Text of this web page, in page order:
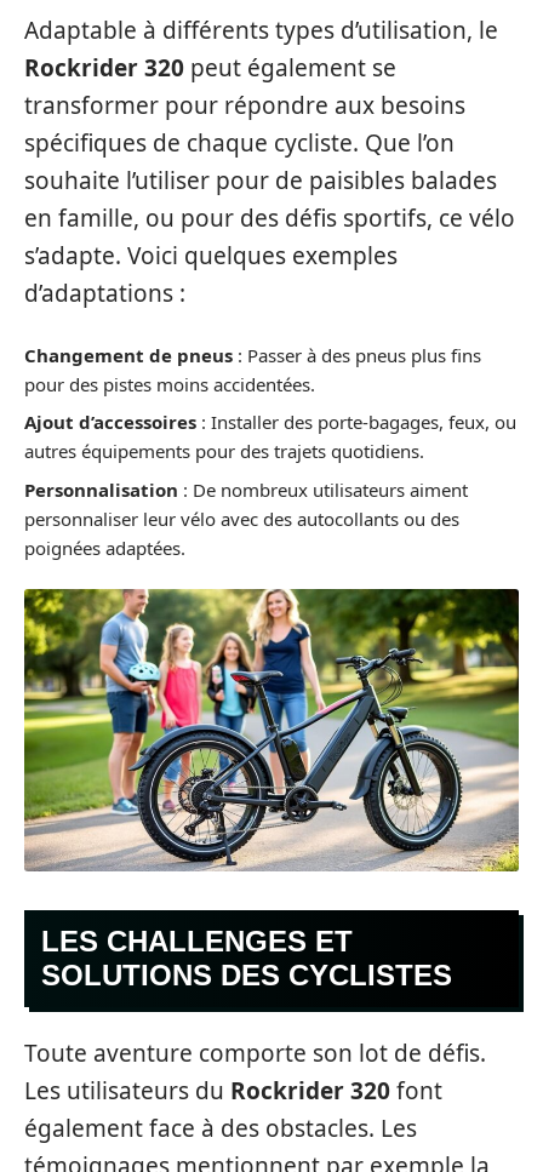
Adaptable à différents types d’utilisation, le
Rockrider 320 peut également se
transformer pour répondre aux besoins
spécifiques de chaque cycliste. Que l’on
souhaite l’utiliser pour de paisibles balades
en famille, ou pour des défis sportifs, ce vélo
s’adapte. Voici quelques exemples
d’adaptations :
Changement de pneus : Passer à des pneus plus fins
pour des pistes moins accidentées.
Ajout d’accessoires : Installer des porte-bagages, feux, ou
autres équipements pour des trajets quotidiens.
Personnalisation : De nombreux utilisateurs aiment
personnaliser leur vélo avec des autocollants ou des
poignées adaptées.
LES CHALLENGES ET
SOLUTIONS DES CYCLISTES
Toute aventure comporte son lot de défis.
Les utilisateurs du Rockrider 320font
également face à des obstacles. Les